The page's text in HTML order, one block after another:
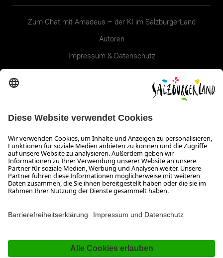
Zum Chat mit Amadeus – der KI im SalzburgerLand
Autoren
Impressum & Datenschutz
SALZBURGERLAND
Infos zum Urlaub im SalzburgerLand
Veranstaltungen im SalzburgerLand
Aktuelle Urlaubsangebote
Newsroom
Presse